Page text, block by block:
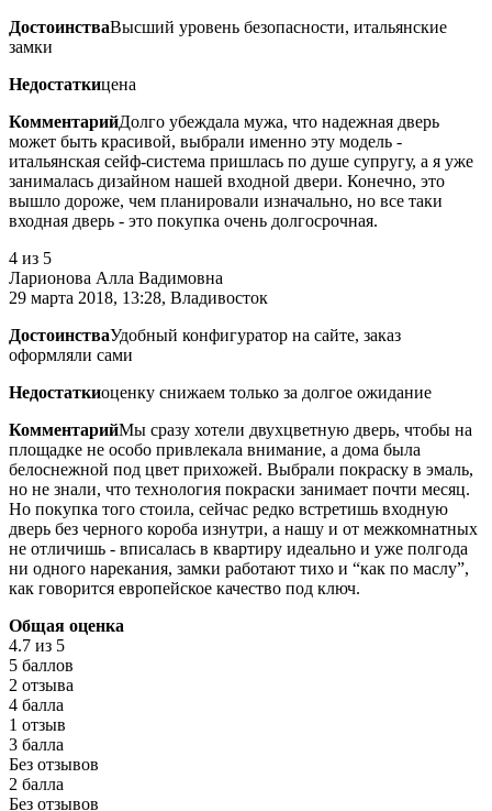
ДостоинстваВысший уровень безопасности, итальянские
замки
Недостаткицена
КомментарийДолго убеждала мужа, что надежная дверь
может быть красивой, выбрали именно эту модель -
итальянская сейф-система пришлась по душе супругу, а я уже
занималась дизайном нашей входной двери. Конечно, это
вышло дороже, чем планировали изначально, но все таки
входная дверь - это покупка очень долгосрочная.
4 из 5
Ларионова Алла Вадимовна
29 марта 2018, 13:28, Владивосток
ДостоинстваУдобный конфигуратор на сайте, заказ
оформляли сами
Недостаткиоценку снижаем только за долгое ожидание
КомментарийМы сразу хотели двухцветную дверь, чтобы на
площадке не особо привлекала внимание, а дома была
белоснежной под цвет прихожей. Выбрали покраску в эмаль,
но не знали, что технология покраски занимает почти месяц.
Но покупка того стоила, сейчас редко встретишь входную
дверь без черного короба изнутри, а нашу и от межкомнатных
не отличишь - вписалась в квартиру идеально и уже полгода
ни одного нарекания, замки работают тихо и “как по маслу”,
как говорится европейское качество под ключ.
Общая оценка
4.7 из 5
5 баллов
2 отзыва
4 балла
1 отзыв
3 балла
Без отзывов
2 балла
Без отзывов